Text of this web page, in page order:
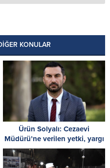
KONULAR
Ürün Solyalı: Cezaevi
Müdürü’ne verilen yetki, yargı
kararlarına müdahaledir